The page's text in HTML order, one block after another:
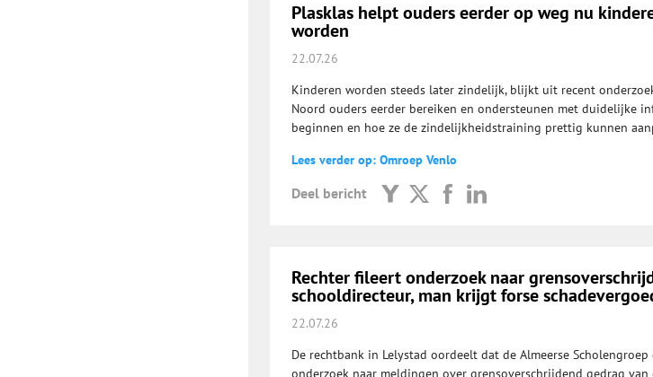
Plasklas helpt ouders eerder op weg nu
worden
22.07.26
Kinderen worden steeds later zindelijk, blijkt uit recent
Noord ouders eerder bereiken en ondersteunen met duidelijke
beginnen en hoe ze de zindelijkheidstraining prettig kunnen
Lees verder op: Omroep Venlo
Deel bericht
Rechter fileert onderzoek naar
schooldirecteur, man krijgt forse
22.07.26
De rechtbank in Lelystad oordeelt dat de Almeerse
onderzoek naar meldingen over grensoverschrijdend gedrag van